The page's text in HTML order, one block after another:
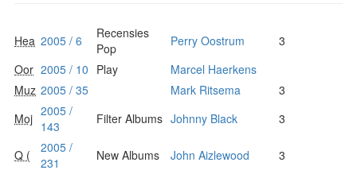
Hea 2005 / 6
Recensies
Pop
Perry Oostrum
3
Oor 2005 / 10 Play
Marcel Haerkens
Muz 2005 / 35 Mark Ritsema
3
Moj 2005 /
143
Filter Albums Johnny Black 3
Q (
2005 /
231
New Albums John Aizlewood 3